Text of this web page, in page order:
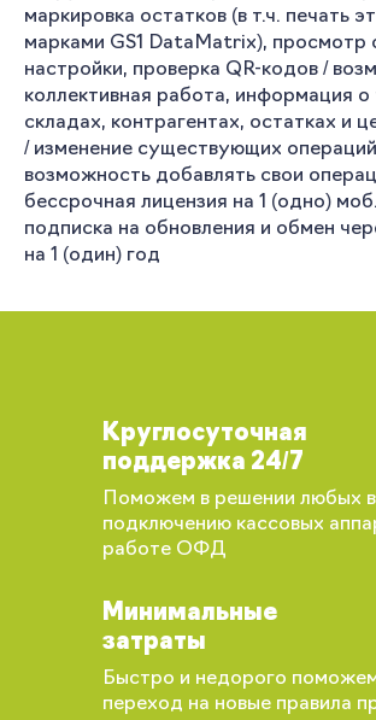
маркировка остатков (в т.ч. печать
марками GS1 DataMatrix), просмотр
настройки, проверка QR-кодов /
коллективная работа, информация о
складах, контрагентах, остатках и
/ изменение существующих
возможность добавлять свои
бессрочная лицензия на 1 (одно)
подписка на обновления и обмен
на 1 (один) год
Круглосуточная
поддержка 24/7
Поможем в решении любых
подключению кассовых
работе ОФД
Минимальные
затраты
Быстро и недорого
переход на новые правила